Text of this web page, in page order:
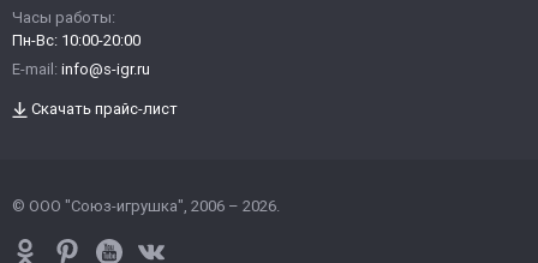
Часы работы:
Пн-Вс: 10:00-20:00
E-mail: info@s-igr.ru
Скачать прайс-лист
© ООО "Союз-игрушка", 2006 – 2026.